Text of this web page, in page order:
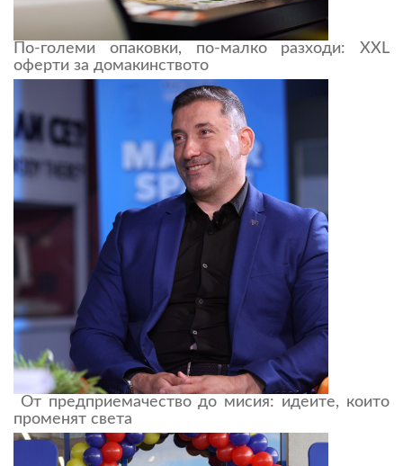
По-големи опаковки, по-малко разходи: XXL
оферти за домакинството
От предприемачество до мисия: идеите, които
променят света